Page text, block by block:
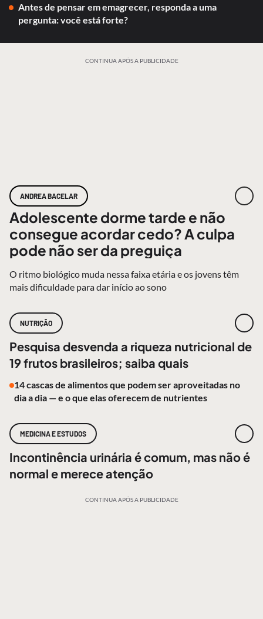
Antes de pensar em emagrecer, responda a uma
pergunta: você está forte?
CONTINUA APÓS A PUBLICIDADE
ANDREA BACELAR
Adolescente dorme tarde e não
consegue acordar cedo? A culpa
pode não ser da preguiça
O ritmo biológico muda nessa faixa etária e os jovens têm
mais dificuldade para dar início ao sono
NUTRIÇÃO
Pesquisa desvenda a riqueza nutricional de
19 frutos brasileiros; saiba quais
14 cascas de alimentos que podem ser aproveitadas no
dia a dia — e o que elas oferecem de nutrientes
MEDICINA E ESTUDOS
Incontinência urinária é comum, mas não é
normal e merece atenção
CONTINUA APÓS A PUBLICIDADE